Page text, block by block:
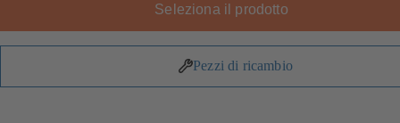
Seleziona il prodotto
Pezzi di ricambio